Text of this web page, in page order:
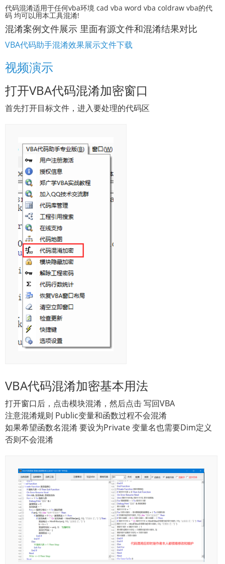
代码混淆适用于任何vba环境 cad vba word vba coldraw vba的代
码 均可以用本工具混淆!
混淆案例文件展示 里面有源文件和混淆结果对比
VBA代码助手混淆效果展示文件下载
视频演示
打开VBA代码混淆加密窗口
首先打开目标文件，进入要处理的代码区
VBA代码混淆加密基本用法
打开窗口后，点击模块混淆，然后点击 写回VBA
注意混淆规则 Public变量和函数过程不会混淆
如果希望函数名混淆 要设为Private 变量名也需要Dim定义
否则不会混淆